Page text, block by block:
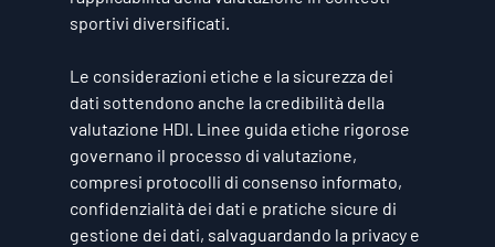
sportivi diversificati.
Le considerazioni etiche e la sicurezza dei
dati sottendono anche la credibilità della
valutazione HDI. Linee guida etiche rigorose
governano il processo di valutazione,
compresi protocolli di consenso informato,
confidenzialità dei dati e pratiche sicure di
gestione dei dati, salvaguardando la privacy e